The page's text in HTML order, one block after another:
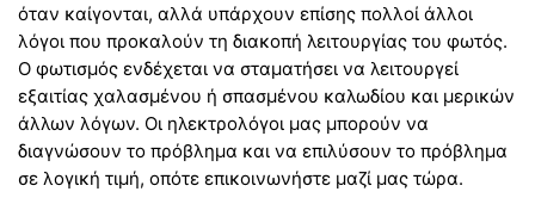
όταν καίγονται, αλλά υπάρχουν επίσης πολλοί άλλοι
λόγοι που προκαλούν τη διακοπή λειτουργίας του φωτός.
Ο φωτισμός ενδέχεται να σταματήσει να λειτουργεί
εξαιτίας χαλασμένου ή σπασμένου καλωδίου και μερικών
άλλων λόγων. Οι ηλεκτρολόγοι μας μπορούν να
διαγνώσουν το πρόβλημα και να επιλύσουν το πρόβλημα
σε λογική τιμή, οπότε επικοινωνήστε μαζί μας τώρα.